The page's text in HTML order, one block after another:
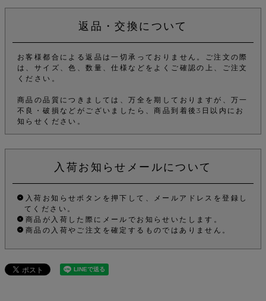
返品・交換について
お客様都合による返品は一切承っておりません。ご注文の際
は、サイズ、色、数量、仕様などをよくご確認の上、ご注文
ください。
商品の品質につきましては、万全を期しておりますが、万一
不良・破損などがございましたら、商品到着後3日以内にお
知らせください。
入荷お知らせメールについて
入荷お知らせボタンを押下して、メールアドレスを登録し
てください。
商品が入荷した際にメールでお知らせいたします。
商品の入荷やご注文を確定するものではありません。